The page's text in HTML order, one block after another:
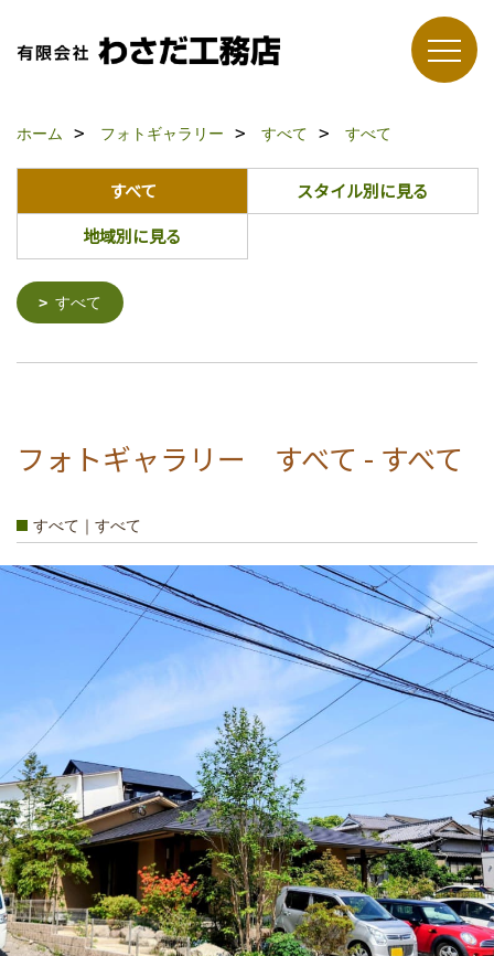
ホーム フォトギャラリー すべて すべて
すべて
スタイル別に見る
地域別に見る
すべて
フォトギャラリー すべて - すべて
すべて｜すべて